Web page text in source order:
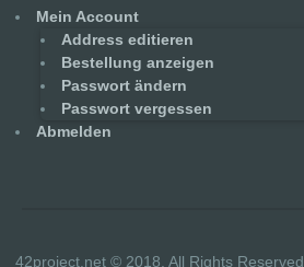
Mein Account
Address editieren
Bestellung anzeigen
Passwort ändern
Passwort vergessen
Abmelden
42project.net © 2018. All Rights Reserved.